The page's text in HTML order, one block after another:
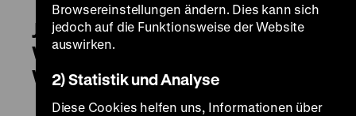
Joulutarina/Wunder einer
Winternacht – Die
Weihnachtsgeschichte
Browsereinstellungen ändern. Dies kann sich
jedoch auf die Funktionsweise der Website
auswirken.
2) Statistik und Analyse
Diese Cookies helfen uns, Informationen über